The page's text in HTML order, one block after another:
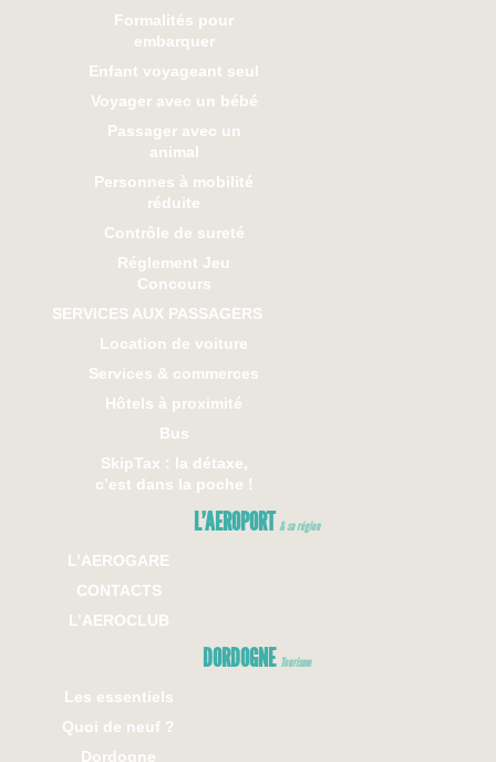
Formalités pour
embarquer
Enfant voyageant seul
Voyager avec un bébé
Passager avec un
animal
Personnes à mobilité
réduite
Contrôle de sureté
Réglement Jeu
Concours
SERVICES AUX PASSAGERS
Location de voiture
Services & commerces
Hôtels à proximité
Bus
SkipTax : la détaxe,
c’est dans la poche !
L’AEROPORT& sa région
L’AEROGARE
CONTACTS
L’AEROCLUB
DORDOGNE Tourisme
Les essentiels
Quoi de neuf ?
Dordogne